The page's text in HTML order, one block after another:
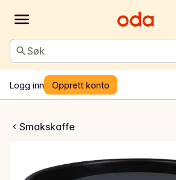
Søk
Logg inn Opprett konto
Smakskaffe
Milk Latte Mix